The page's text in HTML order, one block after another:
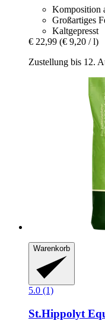
Komposition
Großartiges
Kaltgepresst
€ 22,99 (€ 9,20 / l)
Zustellung bis 12.
Warenkorb
5.0 (1)
St.Hippolyt